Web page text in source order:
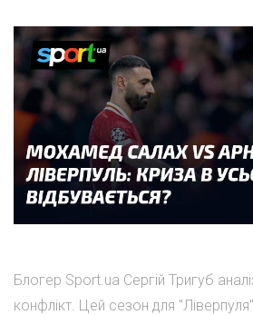
Блогер Sport.ua Сергій Тригуб
конфлікт. Цей сезон для